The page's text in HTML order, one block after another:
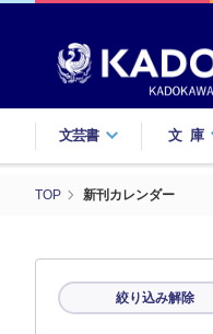
文芸書 文庫
TOP 新刊カレンダー
絞り込み解除